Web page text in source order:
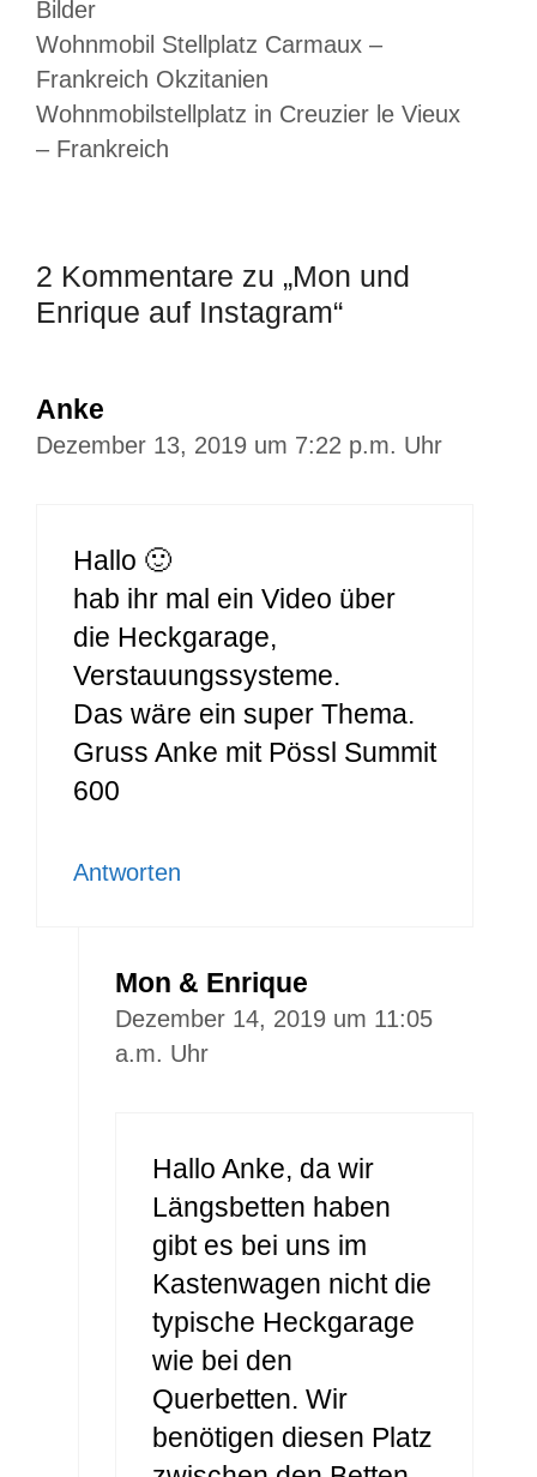
Schlagwörter
Bilder
Wohnmobil Stellplatz Carmaux –
Frankreich Okzitanien
Wohnmobilstellplatz in Creuzier le Vieux
– Frankreich
2 Kommentare zu „Mon und
Enrique auf Instagram“
Anke
Dezember 13, 2019 um 7:22 p.m. Uhr
Hallo 🙂
hab ihr mal ein Video über
die Heckgarage,
Verstauungssysteme.
Das wäre ein super Thema.
Gruss Anke mit Pössl Summit
600
Antworten
Mon & Enrique
Dezember 14, 2019 um 11:05
a.m. Uhr
Hallo Anke, da wir
Längsbetten haben
gibt es bei uns im
Kastenwagen nicht die
typische Heckgarage
wie bei den
Querbetten. Wir
benötigen diesen Platz